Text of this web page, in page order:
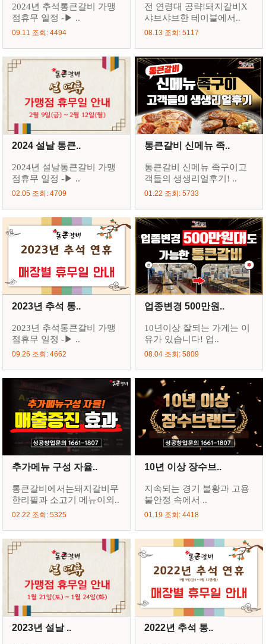
2024년 추석통큰갈비 가맹
점휴무 일정 -▶ ..
09.11 조회: 4494
전 연령대 공략!돼지갈비X
샤브샤브한 테이블에서..
08.13 조회: 5117
2024 설날 통큰..
2024년 설날통큰갈비 가맹
점휴무 일정 -▶ ..
02.05 조회: 4709
통큰갈비 신메뉴 족..
통큰갈비 신메뉴 족구이고
객들의 생생리얼후기! ..
01.22 조회: 5733
2023년 추석 통..
2023년 추석통큰갈비 가맹
점휴무 일정 -▶ ..
09.26 조회: 4662
업종변경 500만원..
10년이상 잘되는 가게는 이
유가 있습니다! 업..
08.04 조회: 5809
추가메뉴 구성 자율..
통큰갈비에서는돼지갈비무
한리필과 소고기 메뉴이외..
02.22 조회: 5325
10년 이상 장수브..
지속되는 경기 불황과 고용
불안정 속에서 ..
01.19 조회: 4418
2023년 설날 .. 2022년 추석 통..